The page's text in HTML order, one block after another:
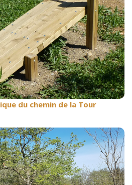
du temple
du chemin de la Tour